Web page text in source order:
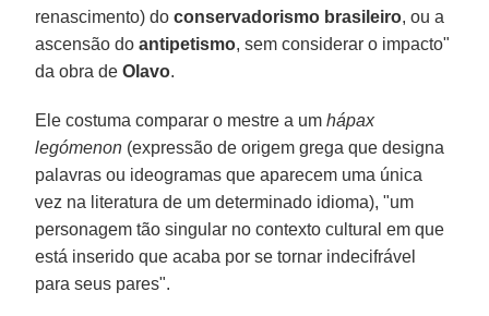
renascimento) doconservadorismo brasileiro, ou a
ascensão doantipetismo, sem considerar o impacto"
da obra deOlavo.
Ele costuma comparar o mestre a um hápax
legómenon (expressão de origem grega que designa
palavras ou ideogramas que aparecem uma única
vez na literatura de um determinado idioma), "um
personagem tão singular no contexto cultural em que
está inserido que acaba por se tornar indecifrável
para seus pares".